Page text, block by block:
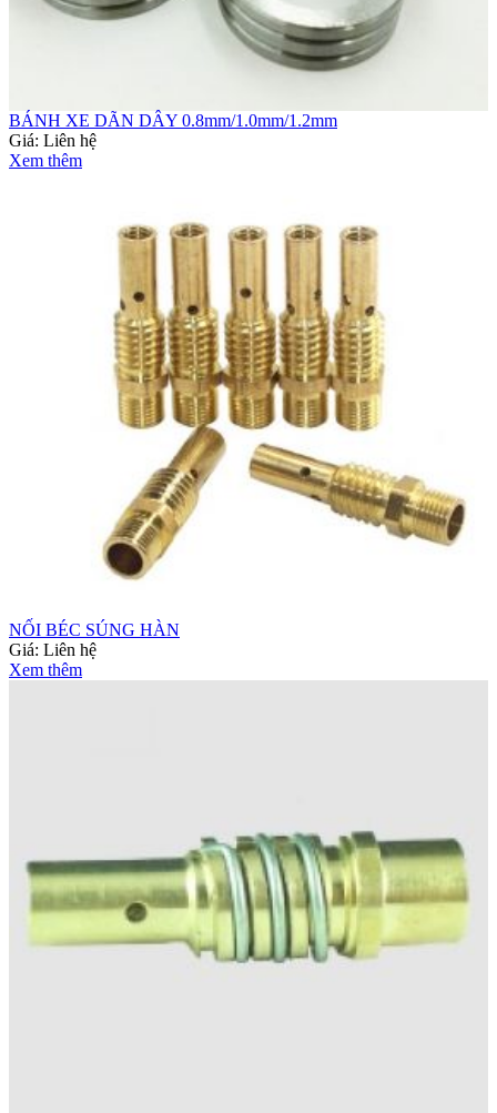
BÁNH XE DÃN DÂY 0.8mm/1.0mm/1.2mm
Giá: Liên hệ
Xem thêm
NỐI BÉC SÚNG HÀN
Giá: Liên hệ
Xem thêm